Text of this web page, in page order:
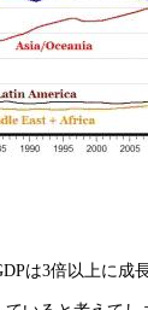
は3倍以上に